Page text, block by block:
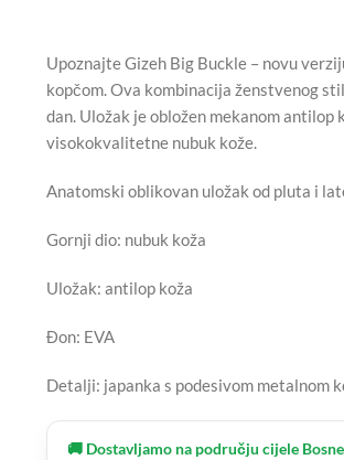
Upoznajte Gizeh Big Buckle – novu
kopčom. Ova kombinacija ženstvenog
dan. Uložak je obložen mekanom antilop
visokokvalitetne nubuk kože.
Anatomski oblikovan uložak od pluta i
Gornji dio: nubuk koža
Uložak: antilop koža
Đon: EVA
Detalji: japanka s podesivom metalnom
🚚 Dostavljamo na području cijele